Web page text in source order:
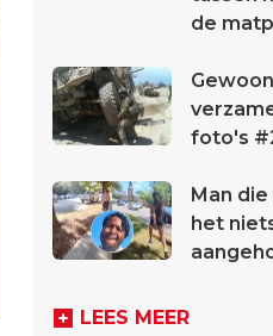
de
foto's
Man
het
LEES MEER